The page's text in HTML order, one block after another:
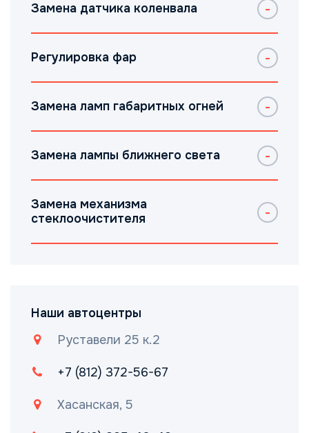
Замена датчика коленвала
Регулировка фар
Замена ламп габаритных огней
Замена лампы ближнего света
Замена механизма
стеклоочистителя
Наши автоцентры
Руставели 25 к.2
+7 (812) 372-56-67
Хасанская, 5